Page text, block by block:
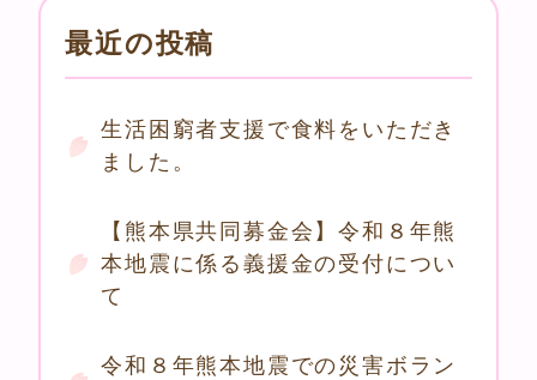
最近の投稿
生活困窮者支援で食料をいただき
ました。
【熊本県共同募金会】令和８年熊
本地震に係る義援金の受付につい
て
令和８年熊本地震での災害ボラン